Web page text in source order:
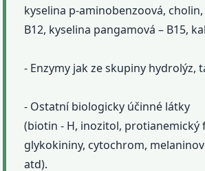
kyselina p-aminobenzoová,
B12, kyselina pangamová – B15,
- Enzymy jak ze skupiny hydrolýz,
- Ostatní biologicky účinné látky
(biotin - H, inozitol, protianemický
glykokininy, cytochrom,
atd).